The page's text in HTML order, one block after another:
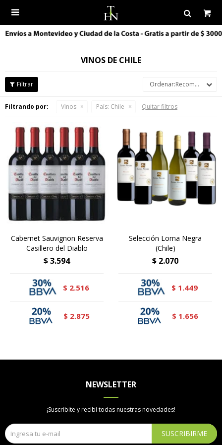

VINOS DE CHILE
Recomendados
Filtrando por: Vinos País: Chile Quitar filtros
Cabernet Sauvignon Reserva
Casillero del Diablo
$3.594
$ 2.516
$ 2.875
Selección Loma Negra
(Chile)
$ 2.070
$ 1.449
$ 1.656
NEWSLETTER
¡Suscribite y recibí todas nuestras novedades!
SUSCRIBIRME